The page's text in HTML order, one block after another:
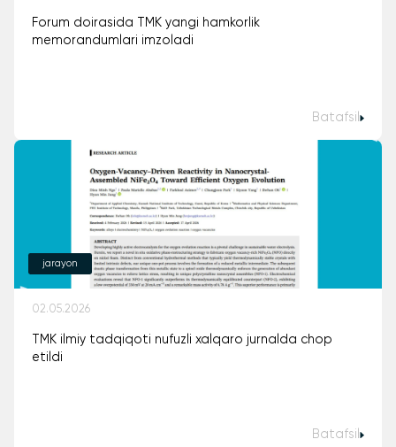
Forum doirasida TMK yangi hamkorlik
memorandumlari imzoladi
Batafsil
jarayon
02.05.2026
TMK ilmiy tadqiqoti nufuzli xalqaro jurnalda chop
etildi
Batafsil